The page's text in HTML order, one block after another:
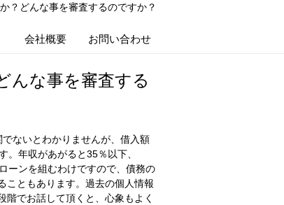
？どんな事を審査するのですか？
会社概要 お問い合わせ
んな事を審査する
ないとわかりませんが、借入額
年収があがると35％以下、
ーンを組むわけですので、債務の
こともあります。過去の個人情報
でお話して頂くと、心象もよく